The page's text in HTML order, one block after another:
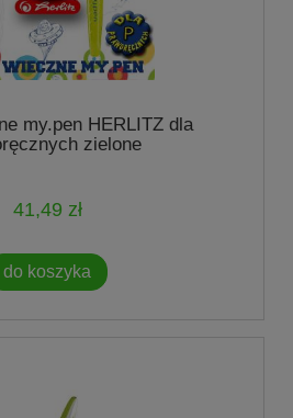
my.pen HERLITZ dla
zielone
41,49 zł
do koszyka